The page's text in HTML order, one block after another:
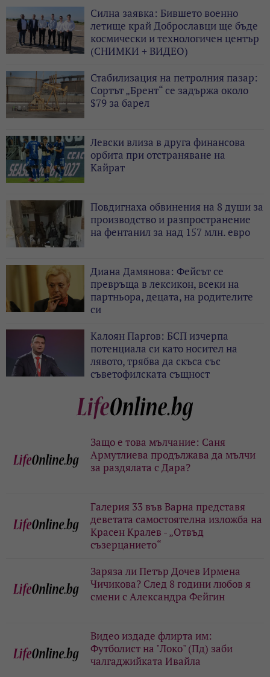
Силна заявка: Бившето военно
летище край Доброславци ще бъде
космически и технологичен център
(СНИМКИ + ВИДЕО)
Стабилизация на петролния пазар:
Сортът „Брент“ се задържа около
$79 за барел
Левски влиза в друга финансова
орбита при отстраняване на
Кайрат
Повдигнаха обвинения на 8 души за
производство и разпространение
на фентанил за над 157 млн. евро
Диана Дамянова: Фейсът се
превръща в лексикон, всеки на
партньора, децата, на родителите
си
Калоян Паргов: БСП изчерпа
потенциала си като носител на
лявото, трябва да скъса със
съветофилската същност
Защо е това мълчание: Саня
Армутлиева продължава да мълчи
за раздялата с Дара?
Галерия 33 във Варна представя
деветата самостоятелна изложба на
Красен Кралев - „Отвъд
съзерцанието“
Заряза ли Петър Дочев Ирмена
Чичикова? След 8 години любов я
смени с Александра Фейгин
Видео издаде флирта им:
Футболист на "Локо" (Пд) заби
чалгаджийката Ивайла